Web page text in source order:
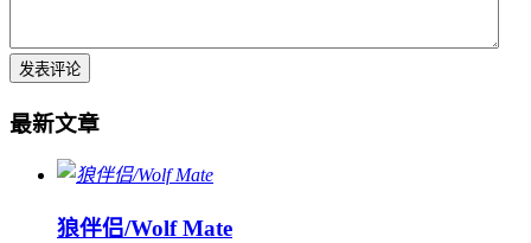
最新文章
狼伴侣/Wolf Mate